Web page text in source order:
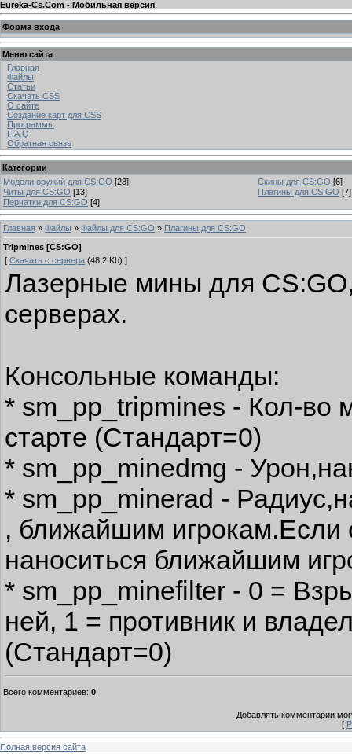
Eureka-Cs.Com - Мобильная версия
Форма входа
Меню сайта
Главная
Файлы
Статьи
Скачать CSS
О сайте
Создание карт для CSS
Программы
F.A.Q
Обратная связь
Категории
Модели оружий для CS:GO [28] Скины для CS:GO [6]
Читы для CS:GO [13] Плагины для CS:GO [7]
Перчатки для CS:GO [4]
Главная » Файлы » Файлы для CS:GO » Плагины для CS:GO
Tripmines [CS:GO]
[ Скачать с сервера (48.2 Kb) ]
Лазерные мины для
серверах.
Консольные команды:
* sm_pp_tripmines - Кол-во
старте (Стандарт=0)
* sm_pp_minedmg -
* sm_pp_minerad -
, ближайшим игрокам.Если
наноситься ближайшим
* sm_pp_minefilter - 0 =
ней, 1 = противник и
(Стандарт=0)
Всего комментариев: 0
Добавлять комментарии
[
Полная версия сайта